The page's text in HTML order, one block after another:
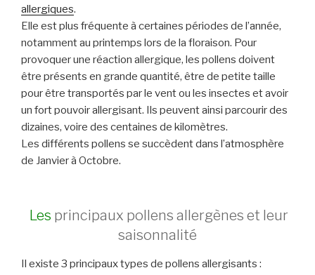
allergiques.
Elle est plus fréquente à certaines périodes de l’année,
notamment au printemps lors de la floraison. Pour
provoquer une réaction allergique, les pollens doivent
être présents en grande quantité, être de petite taille
pour être transportés par le vent ou les insectes et avoir
un fort pouvoir allergisant. Ils peuvent ainsi parcourir des
dizaines, voire des centaines de kilomètres.
Les différents pollens se succèdent dans l’atmosphère
de Janvier à Octobre.
Les principaux pollens allergènes et leur
saisonnalité
Il existe 3 principaux types de pollens allergisants :